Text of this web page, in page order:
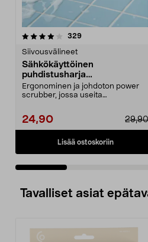
329arvostelut
Siivousvälineet
Sähkökäyttöinen
puhdistusharja
kylpyhuoneeseen ja keittiöön
Ergonominen ja johdoton power
scrubber, jossa useita
24,90 29,90
Lisää ostoskoriin
4.5 viidestä
Tavalliset asiat